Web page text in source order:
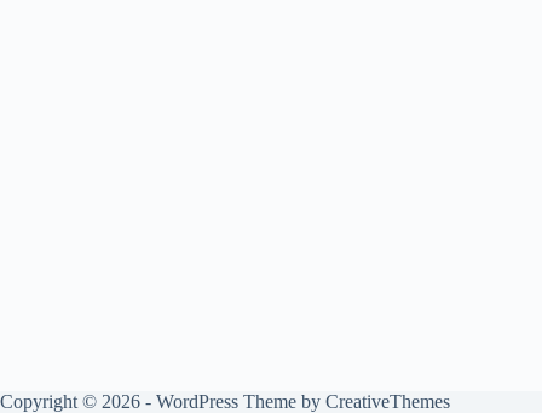
Copyright © 2026 - WordPress Theme by CreativeThemes